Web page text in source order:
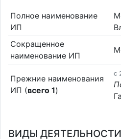
Полное наименование
ИП
Сокращенное
наименование ИП
Прежние наименования
ИП (всего 1)
c
ВИДЫ ДЕЯТЕЛЬНОСТИ